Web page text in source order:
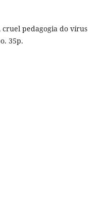
cruel pedagogia do vírus
35p.